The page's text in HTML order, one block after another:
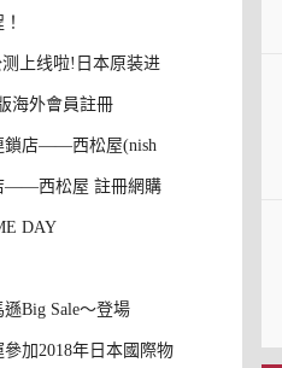
上线啦!日本原装进
海外會員註冊
鎖店——西松屋(nish
——西松屋 註冊網購
DAY
Big Sale～登場
參加2018年日本國際物